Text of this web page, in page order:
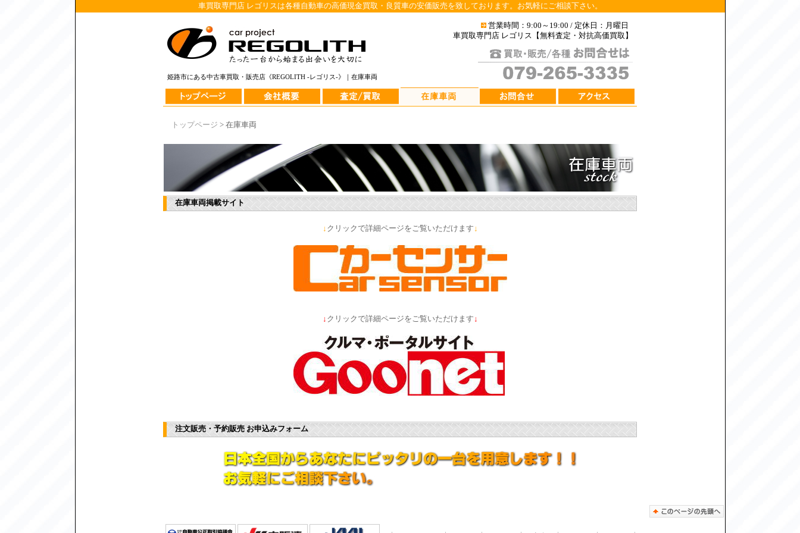
車買取専門店 レゴリスは各種自動車の高価現金買取・良質車の安価販売を致しております。お気軽にご相談下さい。
姫路市にある中古車買取・販売店《REGOLITH -レゴリス-》｜在庫車両
営業時間：9:00～19:00 / 定休日：月曜日
車買取専門店 レゴリス【無料査定・対抗高価買取】
トップページ > 在庫車両
在庫車両掲載サイト
↓ クリックで詳細ページをご覧いただけます↓
↓ クリックで詳細ページをご覧いただけます↓
注文販売・予約販売 お申込みフォーム